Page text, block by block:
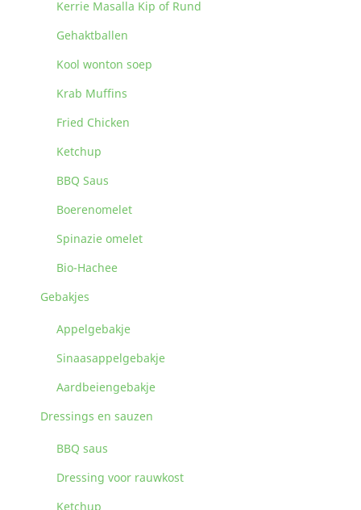
Kerrie Masalla Kip of Rund
Gehaktballen
Kool wonton soep
Krab Muffins
Fried Chicken
Ketchup
BBQ Saus
Boerenomelet
Spinazie omelet
Bio-Hachee
Gebakjes
Appelgebakje
Sinaasappelgebakje
Aardbeiengebakje
Dressings en sauzen
BBQ saus
Dressing voor rauwkost
Ketchup